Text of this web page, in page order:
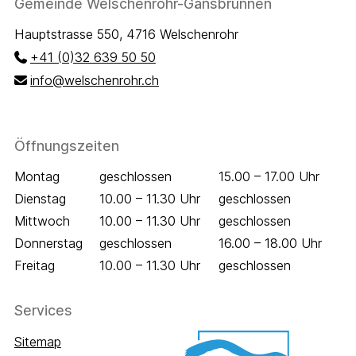
Footer
Gemeinde Welschenrohr-Gänsbrunnen
Hauptstrasse 550, 4716 Welschenrohr
+41 (0)32 639 50 50
info@welschenrohr.ch
Öffnungszeiten
Wochentag Öffnungszeiten Vormittag Öffnungszeiten
Montag geschlossen
15.00 – 17.00 Uhr
Dienstag
10.00 – 11.30 Uhr
geschlossen
Mittwoch
10.00 – 11.30 Uhr
geschlossen
Donnerstag
geschlossen
16.00 – 18.00 Uhr
Freitag
10.00 – 11.30 Uhr geschlossen
Services
Sitemap